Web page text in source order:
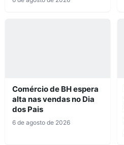
Comércio de BH espera
alta nas vendas no Dia
dos Pais
6 de agosto de 2026